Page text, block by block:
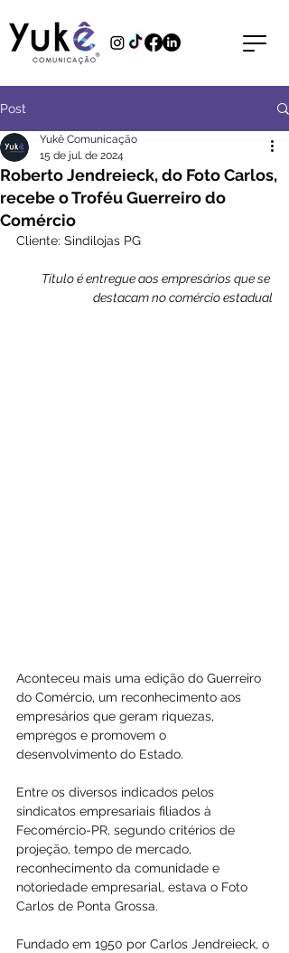
Post
Roberto Jendreieck, do Foto Carlos,
recebe o Troféu Guerreiro do
Comércio
Yukê Comunicação
15 de jul. de 2024
Cliente: Sindilojas PG
Título é entregue aos empresários que se
destacam no comércio estadual
Aconteceu mais uma edição do Guerreiro
do Comércio, um reconhecimento aos
empresários que geram riquezas,
empregos e promovem o
desenvolvimento do Estado.
Entre os diversos indicados pelos
sindicatos empresariais filiados à
Fecomércio-PR, segundo critérios de
projeção, tempo de mercado,
reconhecimento da comunidade e
notoriedade empresarial, estava o Foto
Carlos de Ponta Grossa.
Fundado em 1950 por Carlos Jendreieck, o